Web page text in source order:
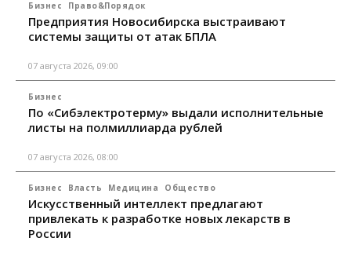
Бизнес Право&Порядок
Предприятия Новосибирска выстраивают
системы защиты от атак БПЛА
07 августа 2026, 09:00
Бизнес
По «Сибэлектротерму» выдали исполнительные
листы на полмиллиарда рублей
07 августа 2026, 08:00
Бизнес Власть Медицина Общество
Искусственный интеллект предлагают
привлекать к разработке новых лекарств в
России